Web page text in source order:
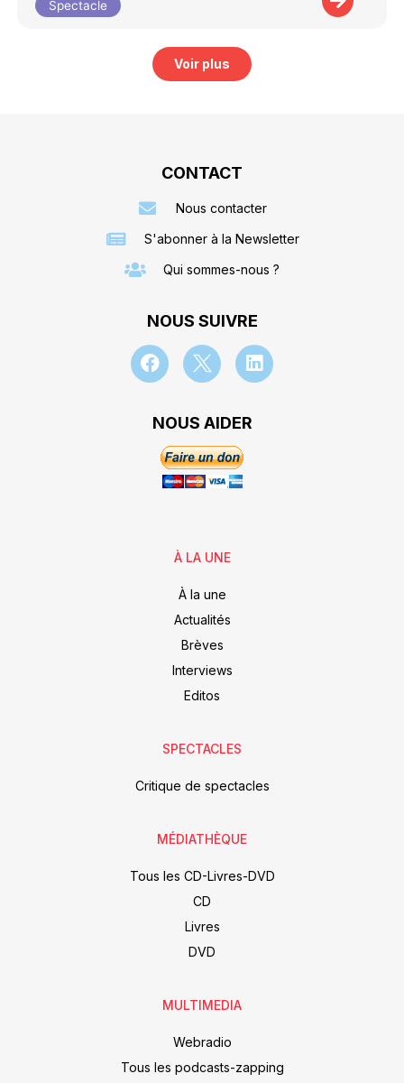
Spectacle
Voir plus
CONTACT
Nous contacter
S'abonner à la Newsletter
Qui sommes-nous ?
NOUS SUIVRE
NOUS AIDER
À LA UNE
À la une
Actualités
Brèves
Interviews
Editos
SPECTACLES
Critique de spectacles
MÉDIATHÈQUE
Tous les CD-Livres-DVD
CD
Livres
DVD
MULTIMEDIA
Webradio
Tous les podcasts-zapping